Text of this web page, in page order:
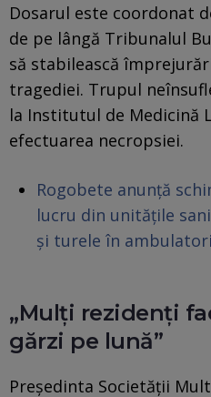
Dosarul este coordonat
de pe lângă Tribunalul
să stabilească
tragediei. Trupul
la Institutul de Medicină
efectuarea necropsiei.
Rogobete anunță
lucru din unitățile
și turele în
„Mulți rezidenți
gărzi pe lună”
Președinta Societății